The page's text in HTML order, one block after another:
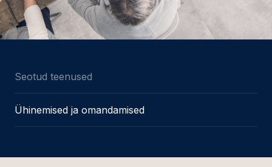
Seotud teenused
Ühinemised ja omandamised